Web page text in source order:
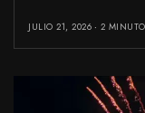
JULIO 21, 2026 2